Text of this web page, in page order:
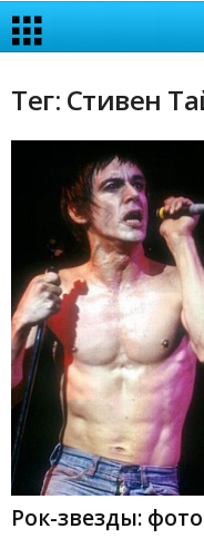
Тег: Стивен
Рок-звезды: